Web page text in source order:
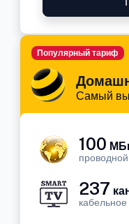
Самый
Популярный тариф
100
237